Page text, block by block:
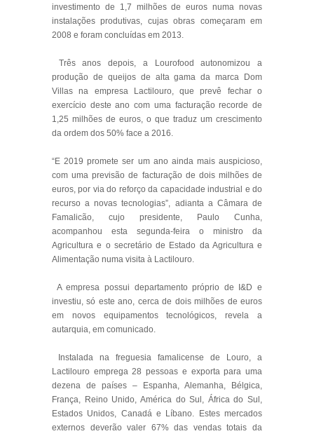
investimento de 1,7 milhões de euros numa novas
instalações produtivas, cujas obras começaram em
2008 e foram concluídas em 2013.
Três anos depois, a Lourofood autonomizou a
produção de queijos de alta gama da marca Dom
Villas na empresa Lactilouro, que prevê fechar o
exercício deste ano com uma facturação recorde de
1,25 milhões de euros, o que traduz um crescimento
da ordem dos 50% face a 2016.
“E 2019 promete ser um ano ainda mais auspicioso,
com uma previsão de facturação de dois milhões de
euros, por via do reforço da capacidade industrial e do
recurso a novas tecnologias”, adianta a Câmara de
Famalicão, cujo presidente, Paulo Cunha,
acompanhou esta segunda-feira o ministro da
Agricultura e o secretário de Estado da Agricultura e
Alimentação numa visita à Lactilouro.
A empresa possui departamento próprio de I&D e
investiu, só este ano, cerca de dois milhões de euros
em novos equipamentos tecnológicos, revela a
autarquia, em comunicado.
Instalada na freguesia famalicense de Louro, a
Lactilouro emprega 28 pessoas e exporta para uma
dezena de países – Espanha, Alemanha, Bélgica,
França, Reino Unido, América do Sul, África do Sul,
Estados Unidos, Canadá e Líbano. Estes mercados
externos deverão valer 67% das vendas totais da